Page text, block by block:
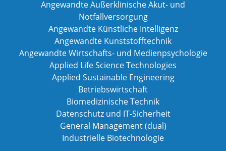
Angewandte Außerklinische Akut- und
Notfallversorgung
Angewandte Künstliche Intelligenz
Angewandte Kunststofftechnik
Angewandte Wirtschafts- und Medienpsychologie
Applied Life Science Technologies
Applied Sustainable Engineering
Betriebswirtschaft
Biomedizinische Technik
Datenschutz und IT-Sicherheit
General Management (dual)
Industrielle Biotechnologie